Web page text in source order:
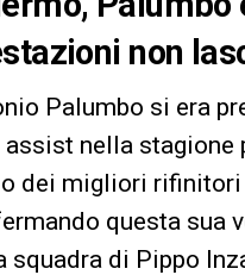
non
Palumbo si era
assist nella stagione
dei migliori rifinitori
questa sua
squadra di Pippo